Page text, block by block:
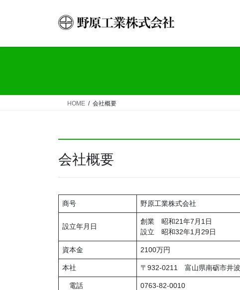
HOME 会社概要
会社概要
商号 野原工業株式会社
設立年月日
創業 昭和21年7月1日
設立 昭和32年1月29日
資本金 2100万円
本社 〒932-0211 富山県南砺市井
電話 0763-82-0010